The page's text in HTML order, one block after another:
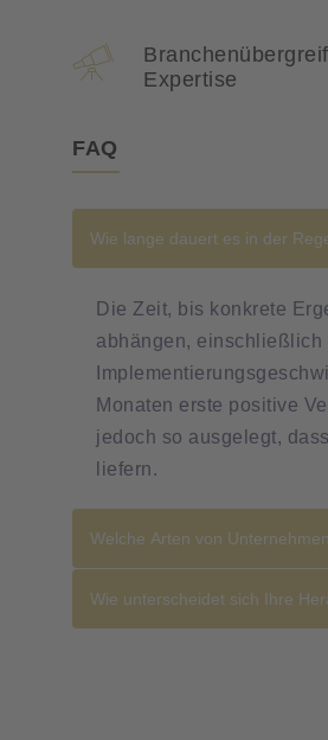
Expertise
FAQ
Wie lange dauert es in der
Die Zeit, bis konkrete
abhängen, einschließlich
Monaten erste positive
jedoch so ausgelegt,
liefern.
Welche Arten von
Wie unterscheidet sich Ihre